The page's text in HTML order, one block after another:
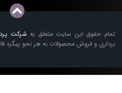
تمام حقوق این سایت متعلق به شرکت
برداری و فروش محصولات به هر نحو پیگرد